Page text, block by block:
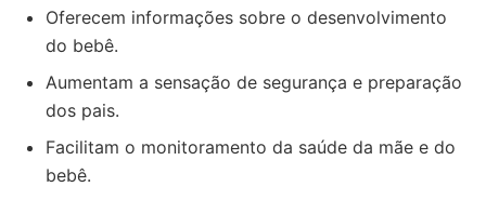
Oferecem informações sobre o desenvolvimento
do bebê.
Aumentam a sensação de segurança e preparação
dos pais.
Facilitam o monitoramento da saúde da mãe e do
bebê.